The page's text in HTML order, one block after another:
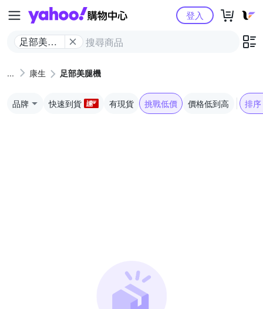
Yahoo購物中心
足部美腿
登入
康生 足部美腿機
品牌 快速到貨 有現貨 挑戰低價 價格低到高 排序